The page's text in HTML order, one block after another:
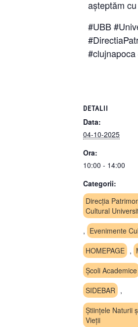
așteptăm
#UBB
DETALII
Data:
04-10-2025
Ora:
10:00 - 14:00
Categorii:
Direcția
Cultural
, Evenimente
HOMEPAGE ,
Școli Academice
SIDEBAR ,
Științele Naturii
Vieții